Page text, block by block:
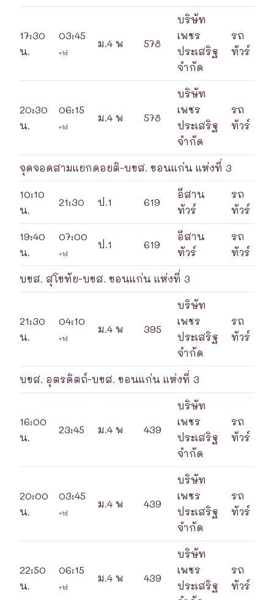
17:30
น.
03:45
+1d
ม.4 พ 578
บริษัท
เพชร
ประเสริฐ
จำกัด
รถ
ทัวร์
20:30
น.
06:15
+1d
ม.4 พ 578
บริษัท
เพชร
ประเสริฐ
จำกัด
รถ
ทัวร์
จุดจอดสามแยกดอยติ-บขส. ขอนแก่น แห่งที่ 3
10:10
น.
21:30 ป.1 619
อีสาน
ทัวร์
รถ
ทัวร์
19:40
น.
07:00
+1d
ป.1 619
อีสาน
ทัวร์
รถ
ทัวร์
บขส. สุโขทัย-บขส. ขอนแก่น แห่งที่ 3
21:30
น.
04:10
+1d
ม.4 พ 395
บริษัท
เพชร
ประเสริฐ
จำกัด
รถ
ทัวร์
บขส. อุตรดิตถ์-บขส. ขอนแก่น แห่งที่ 3
16:00
น.
23:45 ม.4 พ 439
บริษัท
เพชร
ประเสริฐ
จำกัด
รถ
ทัวร์
20:00
น.
03:45
+1d
ม.4 พ 439
บริษัท
เพชร
ประเสริฐ
จำกัด
รถ
ทัวร์
22:50
น.
06:15
+1d
ม.4 พ 439
บริษัท
เพชร
ประเสริฐ
รถ
ทัวร์